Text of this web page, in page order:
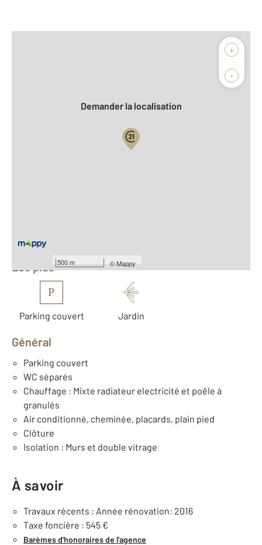
+
-
500 m ©Mappy
Biens vendus
Demander la localisation
Équipements
Les plus
P
Parking couvert Jardin
Général
Parking couvert
WC séparés
Chauffage : Mixte radiateur electricité et poêle à
granulés
Air conditionné, cheminée, placards, plain pied
Clôture
Isolation : Murs et double vitrage
À savoir
Travaux récents : Année rénovation: 2016
Taxe foncière : 545 €
Barèmes d'honoraires de l'agence